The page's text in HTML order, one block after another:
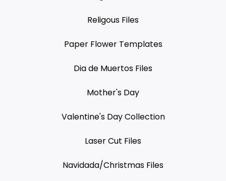
Religous Files
Paper Flower Templates
Dia de Muertos Files
Mother's Day
Valentine's Day Collection
Laser Cut Files
Navidada/Christmas Files